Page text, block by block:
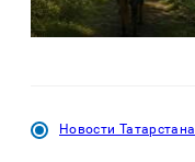
Новости Татарстана